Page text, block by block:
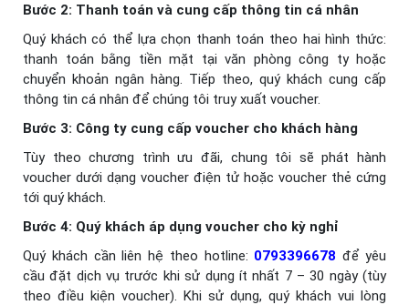
Bước 2: Thanh toán và cung cấp thông tin cá nhân
Quý khách có thể lựa chọn thanh toán theo hai hình thức:
thanh toán bằng tiền mặt tại văn phòng công ty hoặc
chuyển khoản ngân hàng. Tiếp theo, quý khách cung cấp
thông tin cá nhân để chúng tôi truy xuất voucher.
Bước 3: Công ty cung cấp voucher cho khách hàng
Tùy theo chương trình ưu đãi, chung tôi sẽ phát hành
voucher dưới dạng voucher điện tử hoặc voucher thẻ cứng
tới quý khách.
Bước 4: Quý khách áp dụng voucher cho kỳ nghỉ
Quý khách cần liên hệ theo hotline: 0793396678 để yêu
cầu đặt dịch vụ trước khi sử dụng ít nhất 7 – 30 ngày (tùy
theo điều kiện voucher). Khi sử dụng, quý khách vui lòng